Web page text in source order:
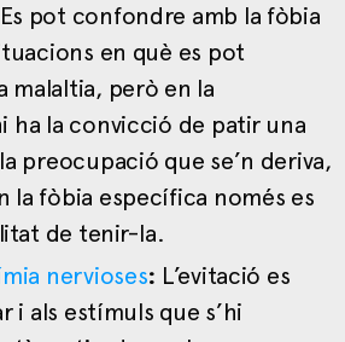
Es pot confondre amb la fòbia
en què es pot
malaltia, però en la
ha la convicció de patir una
preocupació que se’n deriva,
la fòbia específica només es
de tenir-la.
nervioses: L’evitació es
i als estímuls que s’hi